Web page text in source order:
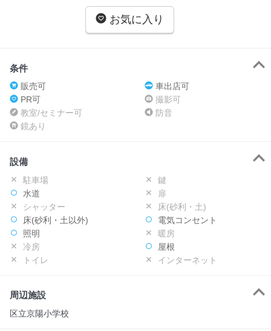
お気に入り
条件
販売可
車出店可
PR可
撮影可
教室/セミナー可
防音
鏡あり
設備
駐車場
鍵
水道
扉
シャッター
床(砂利・土)
床(砂利・土以外)
電気コンセント
照明
暖房
冷房
屋根
トイレ
インターネット
周辺施設
区立京陽小学校